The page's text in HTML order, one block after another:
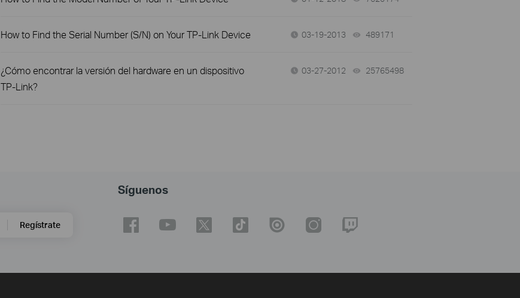
How to Find the Serial Number (S/N) on Your TP-Link Device 03-19-2013 489171
¿Cómo encontrar la versión del hardware en un dispositivo
TP-Link?
03-27-2012 25765498
Regístrate
Síguenos